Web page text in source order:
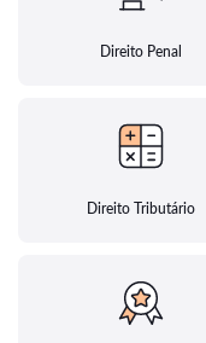
Direito Penal
Direito Tributário